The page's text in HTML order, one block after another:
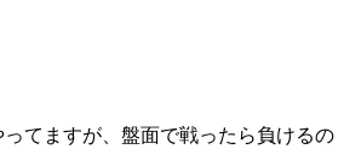
てますが、盤面で戦ったら負けるの